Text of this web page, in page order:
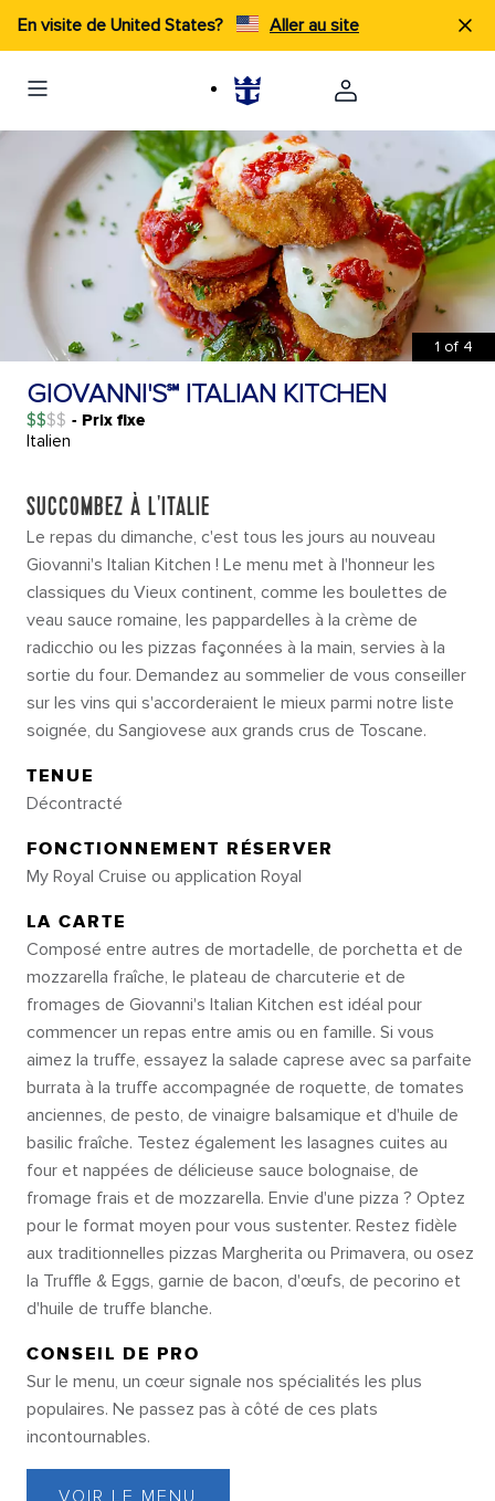
En visite de United States? Aller au site
1 of 4
GIOVANNI'S℠ ITALIAN KITCHEN
$$ - Prix fixe
Italien
SUCCOMBEZ À L'ITALIE
Le repas du dimanche, c'est tous les jours au nouveau
Giovanni's Italian Kitchen ! Le menu met à l'honneur les
classiques du Vieux continent, comme les boulettes de
veau sauce romaine, les pappardelles à la crème de
radicchio ou les pizzas façonnées à la main, servies à la
sortie du four. Demandez au sommelier de vous conseiller
sur les vins qui s'accorderaient le mieux parmi notre liste
soignée, du Sangiovese aux grands crus de Toscane.
TENUE
Décontracté
FONCTIONNEMENT RÉSERVER
My Royal Cruise ou application Royal
LA CARTE
Composé entre autres de mortadelle, de porchetta et de
mozzarella fraîche, le plateau de charcuterie et de
fromages de Giovanni's Italian Kitchen est idéal pour
commencer un repas entre amis ou en famille. Si vous
aimez la truffe, essayez la salade caprese avec sa parfaite
burrata à la truffe accompagnée de roquette, de tomates
anciennes, de pesto, de vinaigre balsamique et d'huile de
basilic fraîche. Testez également les lasagnes cuites au
four et nappées de délicieuse sauce bolognaise, de
fromage frais et de mozzarella. Envie d'une pizza ? Optez
pour le format moyen pour vous sustenter. Restez fidèle
aux traditionnelles pizzas Margherita ou Primavera, ou osez
la Truffle & Eggs, garnie de bacon, d'œufs, de pecorino et
d'huile de truffe blanche.
CONSEIL DE PRO
Sur le menu, un cœur signale nos spécialités les plus
populaires. Ne passez pas à côté de ces plats
incontournables.